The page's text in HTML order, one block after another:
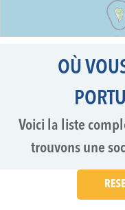
OÙ
Voici la liste
trouvons une